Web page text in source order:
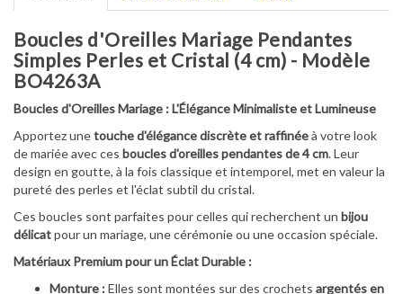
Boucles d'Oreilles Mariage Pendantes
Simples Perles et Cristal (4 cm) - Modèle
BO4263A
Boucles d'Oreilles Mariage : L'Élégance Minimaliste et Lumineuse
Apportez unetouche d'élégance discrète et raffinéeà votre look
de mariée avec ces boucles d'oreilles pendantes de 4 cm. Leur
design en goutte, à la fois classique et intemporel, met en valeur la
pureté des perles et l'éclat subtil du cristal.
Ces boucles sont parfaites pour celles qui recherchent un bijou
délicatpour un mariage, une cérémonie ou une occasion spéciale.
Matériaux Premium pour un Éclat Durable :
Monture :Elles sont montées sur des crochets argentés en